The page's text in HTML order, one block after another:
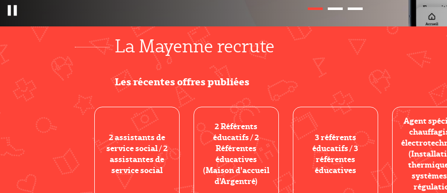
La Mayenne recrute
Les récentes offres publiées
2 assistants de
service social / 2
assistantes de
service social
2 Référents
éducatifs / 2
Référentes
éducatives
(Maison d'accueil
d'Argentré)
3 référents
éducatifs / 3
référentes
éducatives
Agent